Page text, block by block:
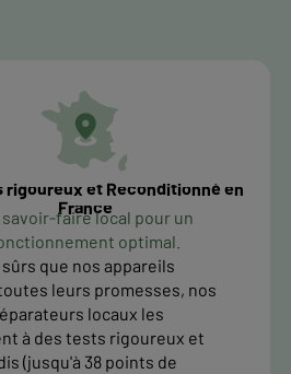
rigoureux et Reconditionné en
France
savoir-faire local pour un
optimal.
que nos appareils
leurs promesses, nos
locaux les
à des tests rigoureux et
(jusqu'à 38 points de